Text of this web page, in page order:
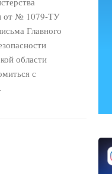
от № 1079-ТУ
Главного
области
с